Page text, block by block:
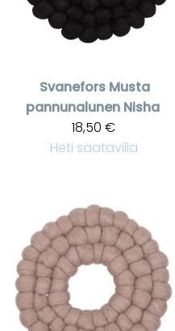
Svanefors Musta
pannunalunen Nisha
18,50 €
Heti saatavilla